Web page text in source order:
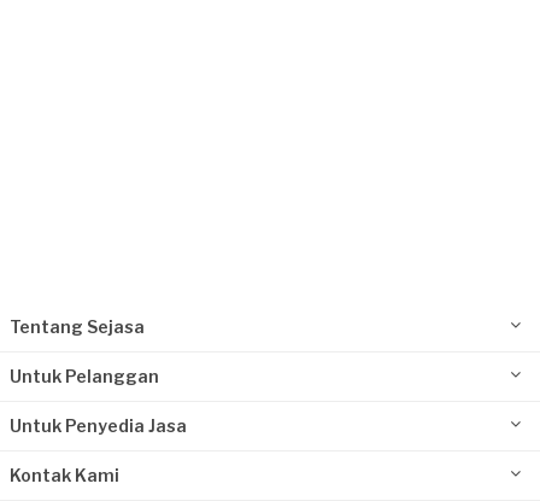
Tentang Sejasa
Untuk Pelanggan
Untuk Penyedia Jasa
Kontak Kami